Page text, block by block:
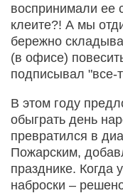
воспринимали ее
клеите?! А мы
бережно
(в офисе)
подписывал "все-
В этом году
обыграть день
превратился в
Пожарским,
празднике. Когда
наброски –